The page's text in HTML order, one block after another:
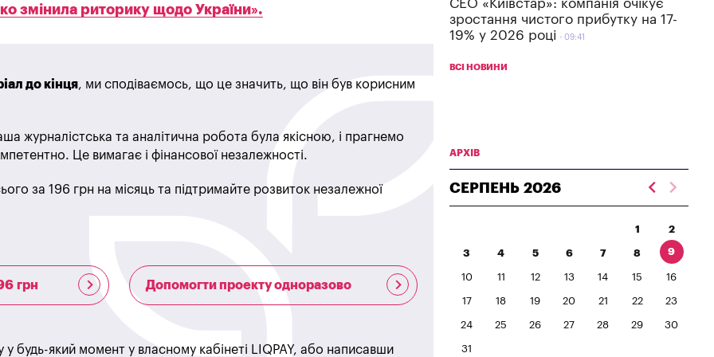
змінила риторику щодо України».
до кінця, ми сподіваємось, що це значить, що він був корисним
журналістська та аналітична робота була якісною, і прагнемо
Це вимагає і фінансової незалежності.
за 196 грн на місяць та підтримайте розвиток незалежної
грн Допомогти проекту одноразово
у будь-який момент у власному кабінеті LIQPAY, або написавши
СЕО «Київстар»: компанія очікує
зростання чистого прибутку на 17-
19% у 2026 році
09:41
ВСІ НОВИНИ
АРХІВ
СЕРПЕНЬ 2026
1 2
3 4 5 6 7 8 9
10 11 12 13 14 15 16
17 18 19 20 21 22 23
24 25 26 27 28 29 30
31